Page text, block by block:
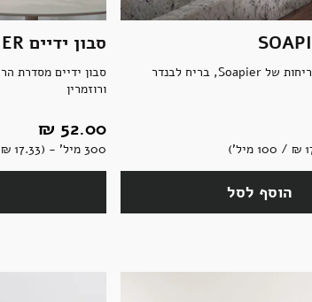
קרם גוף מסדרת הריחות של Soapier, בריח לבנדר
הוסף לסל
סבון ידיים SOAPIER
ורוזמרין
52.00 ‏₪
300 מיל' - (17.33 ‏₪ / 100 מיל')